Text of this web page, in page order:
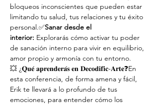
bloqueos inconscientes que pueden estar
limitando tu salud, tus relaciones y tu éxito
personal.✅Sanar desde el
interior: Explorarás cómo activar tu poder
de sanación interno para vivir en equilibrio,
amor propio y armonía con tu entorno.
💥 ¿𝐐𝐮𝐞́ 𝐚𝐩𝐫𝐞𝐧𝐝𝐞𝐫𝐚́𝐬 𝐞𝐧 𝐃𝐞𝐜𝐨𝐝𝐢𝐟𝐢𝐜-𝐀𝐫𝐭𝐞❓En
esta conferencia, de forma amena y fácil,
Erik te llevará a lo profundo de tus
emociones, para entender cómo los